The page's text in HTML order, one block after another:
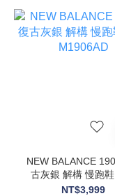
NEW BALANCE
古灰銀 解構 慢跑鞋
M1906AD
NT$3,999